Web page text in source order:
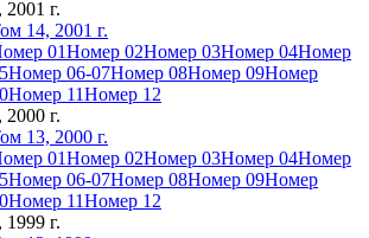
г.
14, 2001 г.
01Номер 02Номер 03Номер 04Номер
Номер 06-07Номер 08Номер 09Номер
Номер 11Номер 12
г.
13, 2000 г.
01Номер 02Номер 03Номер 04Номер
Номер 06-07Номер 08Номер 09Номер
Номер 11Номер 12
г.